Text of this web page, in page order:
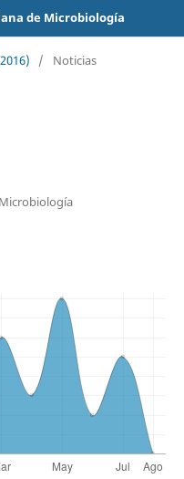
de Microbiología
/ Noticias